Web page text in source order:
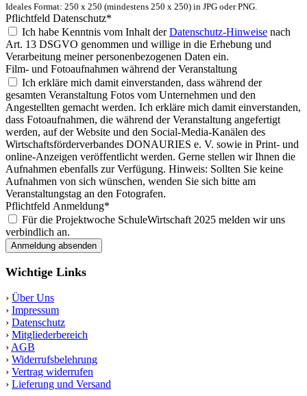
Ideales Format: 250 x 250 (mindestens 250 x 250) in JPG oder PNG.
Pflichtfeld Datenschutz*
Ich habe Kenntnis vom Inhalt derDatenschutz-Hinweise nach
Art. 13 DSGVO genommen und willige in die Erhebung und
Verarbeitung meiner personenbezogenen Daten ein.
Film- und Fotoaufnahmen während der Veranstaltung
Ich erkläre mich damit einverstanden, dass während der
gesamten Veranstaltung Fotos vom Unternehmen und den
Angestellten gemacht werden. Ich erkläre mich damit einverstanden,
dass Fotoaufnahmen, die während der Veranstaltung angefertigt
werden, auf der Website und den Social-Media-Kanälen des
Wirtschaftsförderverbandes DONAURIES e. V. sowie in Print- und
online-Anzeigen veröffentlicht werden. Gerne stellen wir Ihnen die
Aufnahmen ebenfalls zur Verfügung. Hinweis: Sollten Sie keine
Aufnahmen von sich wünschen, wenden Sie sich bitte am
Veranstaltungstag an den Fotografen.
Pflichtfeld Anmeldung*
Für die Projektwoche SchuleWirtschaft 2025 melden wir uns
verbindlich an.
Anmeldung absenden
Wichtige Links
› Über Uns
› Impressum
› Datenschutz
› Mitgliederbereich
› AGB
› Widerrufsbelehrung
› Vertrag widerrufen
› Lieferung und Versand